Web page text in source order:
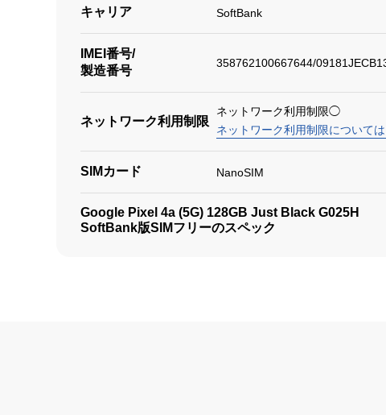
キャリア SoftBank
IMEI番号/
製造番号
358762100667644/
ネットワーク利用制限
ネットワーク利用制限◯
ネットワーク利用制限について
SIMカード NanoSIM
Google Pixel 4a (5G) 128GB Just Black G025H
SoftBank版SIMフリーのスペック